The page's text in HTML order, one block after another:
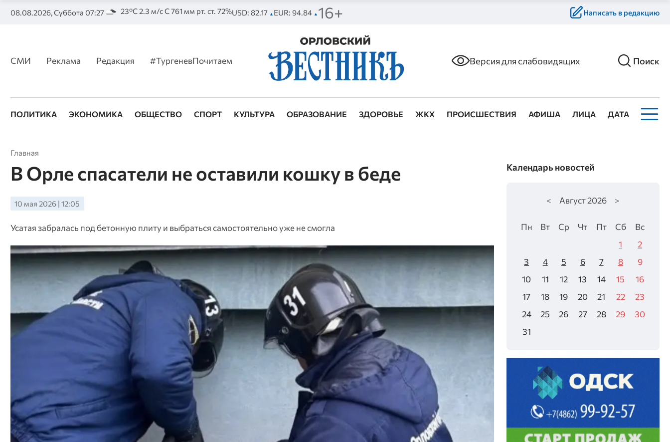
08.08.2026, Суббота 07:27 23°C 2.3 м/с С 761 мм рт. ст. 72%USD: 82.17 ▲ EUR: 94.84 ▲ 16+ Написать в редакцию
СМИ Реклама Редакция #ТургеневПочитаем Версия для слабовидящих Поиск
ПОЛИТИКА ЭКОНОМИКА ОБЩЕСТВО СПОРТ КУЛЬТУРА ОБРАЗОВАНИЕ ЗДОРОВЬЕ ЖКХ ПРОИСШЕСТВИЯ АФИША ЛИЦА ДАТА
Главная
В Орле спасатели не оставили кошку в беде
10 мая 2026 | 12:05
Усатая забралась под бетонную плиту и выбраться самостоятельно уже не смогла
Календарь новостей
< Август2026 >
Пн Вт Ср Чт Пт Сб
Вс
1
2
3
4 5 6 7 8
9
10
11 12 13 14 15
16
17
18 19 20 21 22
23
24
25 26 27 28 29
30
31